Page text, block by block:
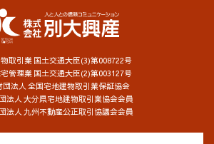
取引業 国土交通大臣(3)第008722号
管理業 国土交通大臣(2)第003127号
団法人 全国宅地建物取引業保証協会
法人 大分県宅地建物取引業協会会員
法人 九州不動産公正取引協議会会員